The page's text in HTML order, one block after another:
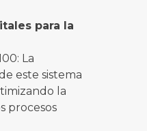
para la
La
este sistema
la
procesos